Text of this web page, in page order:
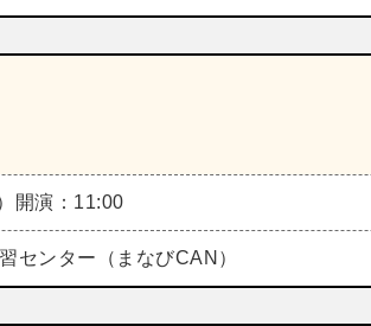
開演：11:00
センター（まなびCAN）